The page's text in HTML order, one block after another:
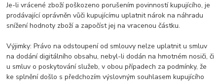
Je-li vrácené zboží poškozeno porušením povinností kupujícího, je
prodávající oprávněn vůči kupujícímu uplatnit nárok na náhradu
snížení hodnoty zboží a započíst jej na vracenou částku.
Výjimky: Právo na odstoupení od smlouvy nelze uplatnit u smluv
na dodání digitálního obsahu, nebyl-li dodán na hmotném nosiči, či
u smluv o poskytování služeb, v obou případech za podmínky, že
ke splnění došlo s předchozím výslovným souhlasem kupujícího